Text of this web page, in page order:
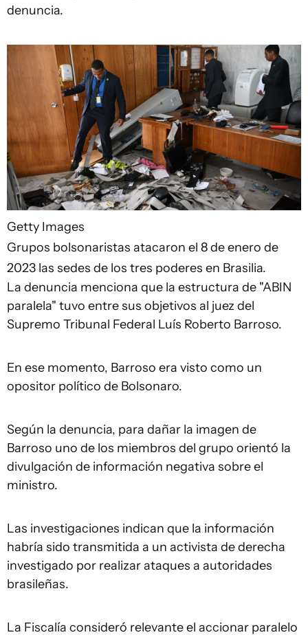
denuncia.
Getty Images
Grupos bolsonaristas atacaron el 8 de enero de
2023 las sedes de los tres poderes en Brasilia.
La denuncia menciona que la estructura de "ABIN
paralela" tuvo entre sus objetivos al juez del
Supremo Tribunal Federal Luís Roberto Barroso.
En ese momento, Barroso era visto como un
opositor político de Bolsonaro.
Según la denuncia, para dañar la imagen de
Barroso uno de los miembros del grupo orientó la
divulgación de información negativa sobre el
ministro.
Las investigaciones indican que la información
habría sido transmitida a un activista de derecha
investigado por realizar ataques a autoridades
brasileñas.
La Fiscalía consideró relevante el accionar paralelo